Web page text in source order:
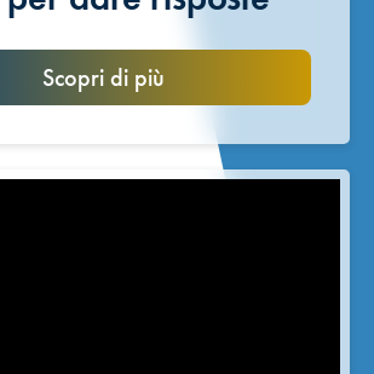
Scopri di più